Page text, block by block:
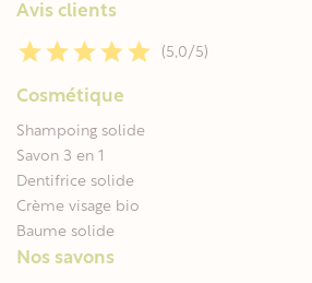
Avis clients
(5,0/5)
Cosmétique
Shampoing solide
Savon 3 en 1
Dentifrice solide
Crème visage bio
Baume solide
Nos savons